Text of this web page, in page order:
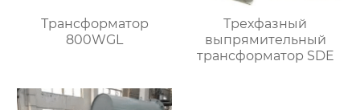
Трансформатор
800WGL
Трехфазный
выпрямительный
трансформатор SDE